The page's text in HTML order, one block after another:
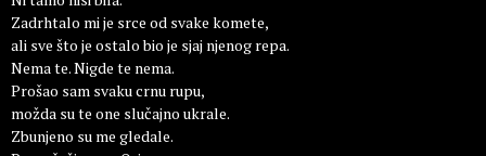
Zadrhtalo mi je srce od svake komete,
ali sve što je ostalo bio je sjaj njenog repa.
Nema te. Nigde te nema.
Prošao sam svaku crnu rupu,
možda su te one slučajno ukrale.
Zbunjeno su me gledale.